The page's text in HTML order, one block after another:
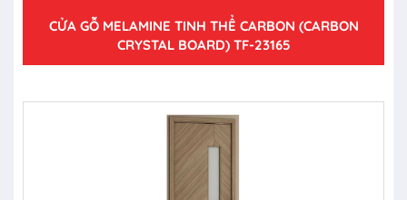
CỬA GỖ MELAMINE TINH THỂ CARBON (CARBON
CRYSTAL BOARD) TF-23165